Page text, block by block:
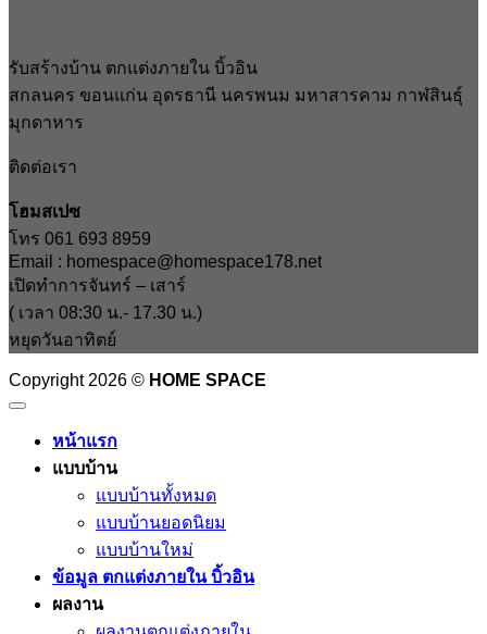
รับสร้างบ้าน ตกแต่งภายใน บิ้วอิน
สกลนคร ขอนแก่น อุดรธานี นครพนม มหาสารคาม กาฬสินธุ์
มุกดาหาร
ติดต่อเรา
โฮมสเปซ
โทร 061 693 8959
Email : homespace@homespace178.net
เปิดทำการจันทร์ – เสาร์
( เวลา 08:30 น.- 17.30 น.)
หยุดวันอาทิตย์
Copyright 2026 © HOME SPACE
หน้าแรก
แบบบ้าน
แบบบ้านทั้งหมด
แบบบ้านยอดนิยม
แบบบ้านใหม่
ข้อมูล ตกแต่งภายใน บิ้วอิน
ผลงาน